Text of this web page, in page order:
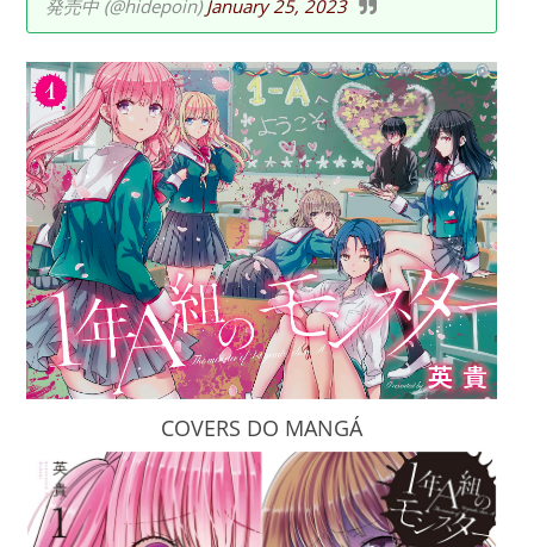
発売中 (@hidepoin)January 25, 2023
COVERS DO MANGÁ